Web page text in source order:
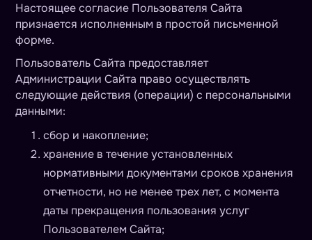
Настоящее согласие Пользователя Сайта
признается исполненным в простой письменной
форме.
Пользователь Сайта предоставляет
Администрации Сайта право осуществлять
следующие действия (операции) с персональными
данными:
сбор и накопление;
хранение в течение установленных
нормативными документами сроков хранения
отчетности, но не менее трех лет, с момента
даты прекращения пользования услуг
Пользователем Сайта;